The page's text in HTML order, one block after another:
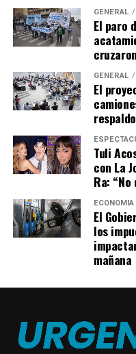
escenario
Tras ello, una
GENERAL
El paro
GENERAL
El
Tuli
con La
Ra:
ECONOMÍA
El
los
mañana